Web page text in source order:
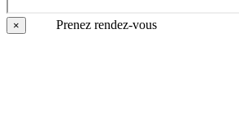
× Prenez rendez-vous